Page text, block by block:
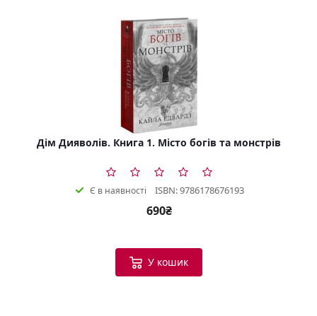
Дім Дияволів. Книга 1. Місто богів та монстрів
Є в наявності ISBN: 9786178676193
690₴
У кошик